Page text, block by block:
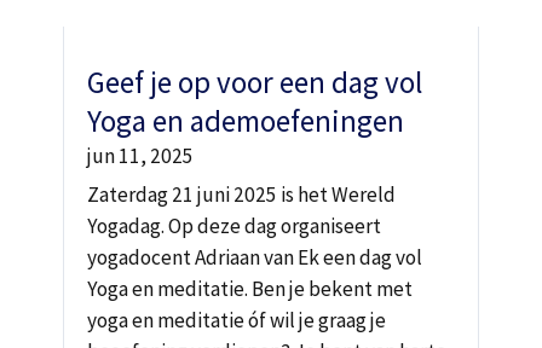
Geef je op voor een dag vol
Yoga en ademoefeningen
jun 11, 2025
Zaterdag 21 juni 2025 is het Wereld
Yogadag. Op deze dag organiseert
yogadocent Adriaan van Ek een dag vol
Yoga en meditatie. Ben je bekent met
yoga en meditatie óf wil je graag je